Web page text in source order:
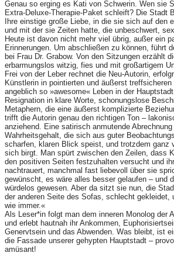
Genau so erging es Kati von Schwerin. Wen sie
Extra-Deluxe-Therapie-Paket schleift? Die Stadt
Ihre einstige große Liebe, in die sie sich auf den
und mit der sie Zeiten hatte, die unbeschwert,
Heute ist davon nicht mehr viel übrig, außer ein
Erinnerungen. Um abschließen zu können, führt
bei Frau Dr. Grabow. Von den Sitzungen erzählt
erbarmungslos witzig, fies und mit großartigem
Frei von der Leber rechnet die Neu-Autorin,
Künstlerin in pointierten und äußerst
angeblich so »awesome« Leben in der
Resignation in klare Worte, schonungslose
Metaphern, die eine äußerst komplizierte
trifft die Autorin genau den richtigen Ton –
anziehend. Eine satirisch anmutende Abrechnung
Wahrheitsgehalt, die sich aus guter
scharfen, klaren Blick speist, und trotzdem ganz
sich birgt. Man spürt zwischen den Zeilen, dass
den positiven Seiten festzuhalten versucht und
nachtrauert, manchmal fast liebevoll über sie
gewünscht, es wäre alles besser gelaufen – und
würdelos gewesen. Aber da sitzt sie nun, die
der anderen Seite des Sofas, schlecht gekleidet,
wie immer.«
Als Leser*in folgt man dem inneren Monolog der
und erlebt hautnah ihr Ankommen,
Genervtsein und das Abwenden. Was bleibt, ist
die Fassade unserer gehypten Hauptstadt –
amüsant!